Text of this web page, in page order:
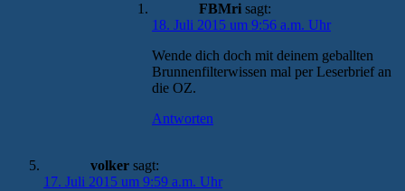
FBMri sagt:
18. Juli 2015 um 9:56 a.m. Uhr
Wende dich doch mit deinem geballten
Brunnenfilterwissen mal per Leserbrief an
die OZ.
Antworten
volker sagt:
17. Juli 2015 um 9:59 a.m. Uhr